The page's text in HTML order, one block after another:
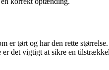
er tørt og har den rette
det vigtigt at sikre en